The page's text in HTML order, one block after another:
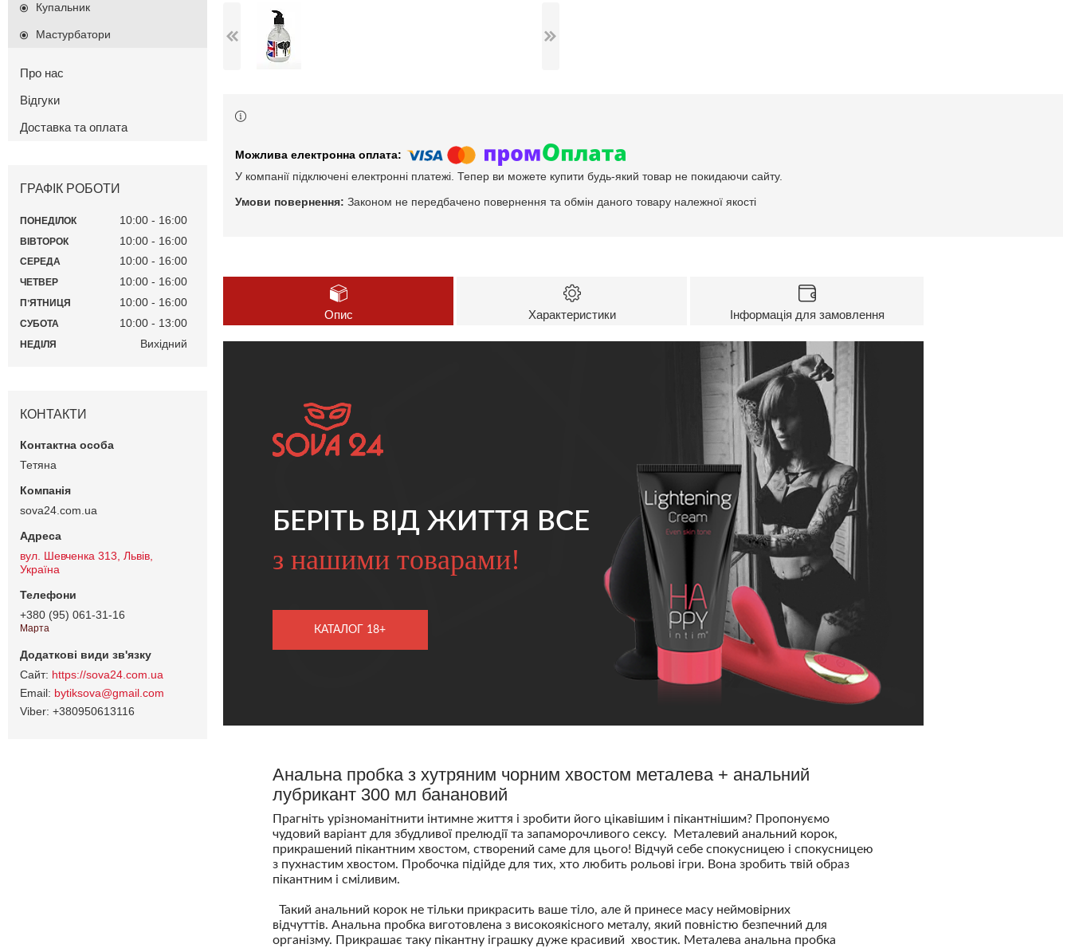
У компанії підключені електронні платежі. Тепер ви можете купити будь-який товар не покидаючи сайту.
Законом не передбачено повернення та обмін даного товару належної якості
Опис Характеристики Інформація для замовлення
БЕРІТЬ ВІД ЖИТТЯ ВСЕ
з нашими товарами!
КАТАЛОГ 18+
Анальна пробка з хутряним чорним хвостом металева + анальний
лубрикант 300 мл банановий
Прагніть урізноманітнити інтимне життя і зробити його цікавішим і пікантнішим? Пропонуємо
чудовий варіант для збудливої прелюдії та запаморочливого сексу. Металевий анальний корок,
прикрашений пікантним хвостом, створений саме для цього! Відчуй себе спокусницею і спокусницею
з пухнастим хвостом. Пробочка підійде для тих, хто любить рольові ігри. Вона зробить твій образ
пікантним і сміливим.
Такий анальний корок не тільки прикрасить ваше тіло, але й принесе масу неймовірних
відчуттів. Анальна пробка виготовлена з високоякісного металу, який повністю безпечний для
організму. Прикрашає таку пікантну іграшку дуже красивий хвостик. Металева анальна пробка
Купальник
Мастурбатори
Про нас
Відгуки
Доставка та оплата
ГРАФІК РОБОТИ
ПОНЕДІЛОК 10:00 16:00
ВІВТОРОК 10:00 16:00
СЕРЕДА 10:00 16:00
ЧЕТВЕР 10:00 16:00
ПʼЯТНИЦЯ 10:00 16:00
СУБОТА 10:00 13:00
НЕДІЛЯ Вихідний
КОНТАКТИ
Тетяна
sova24.com.ua
вул. Шевченка 313, Львів,
Україна
+380 (95) 061-31-16
Марта
https://sova24.com.ua
bytiksova@gmail.com
+380950613116